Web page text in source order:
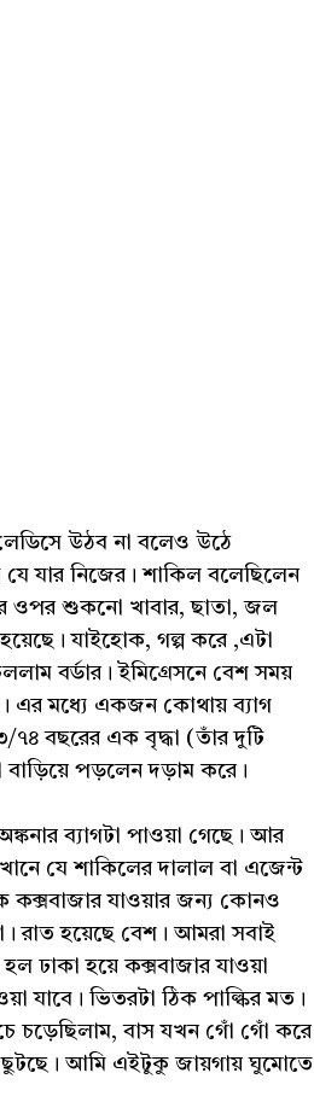
উঠব না বলেও উঠে
যার নিজের। শাকিল বলেছিলেন
ওপর শুকনো খাবার, ছাতা, জল
যাইহোক, গল্প করে ,এটা
বর্ডার। ইমিগ্রেসনে বেশ সময়
এর মধ্যে একজন কোথায় ব্যাগ
বছরের এক বৃদ্ধা (তাঁর দুটি
বাড়িয়ে পড়লেন দড়াম করে।
ব্যাগটা পাওয়া গেছে। আর
যে শাকিলের দালাল বা এজেন্ট
কক্সবাজার যাওয়ার জন্য কোনও
রাত হয়েছে বেশ। আমরা সবাই
ঢাকা হয়ে কক্সবাজার যাওয়া
যাবে। ভিতরটা ঠিক পাল্কির মত।
চড়েছিলাম, বাস যখন গোঁ গোঁ করে
ছুটছে। আমি এইটুকু জায়গায় ঘুমোতে